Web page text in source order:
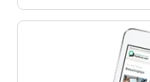
und effiziente
innerhalb der
Tools erforderlich sind.